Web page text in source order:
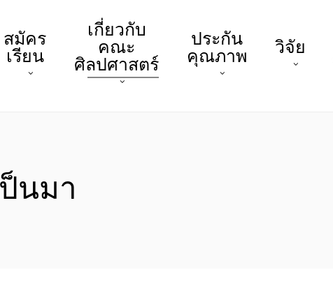
สมัคร
เรียน
เกี่ยวกับ
คณะ
ศิลปศาสตร์
ประกัน
คุณภาพ
วิจัย
นมา